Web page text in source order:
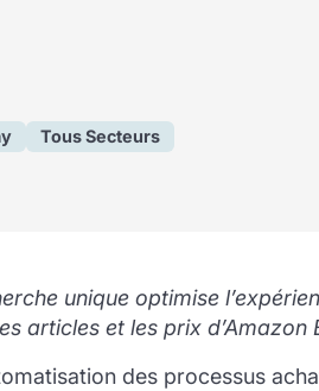
Tous Secteurs
unique optimise
articles et les prix d’Amazon
des processus